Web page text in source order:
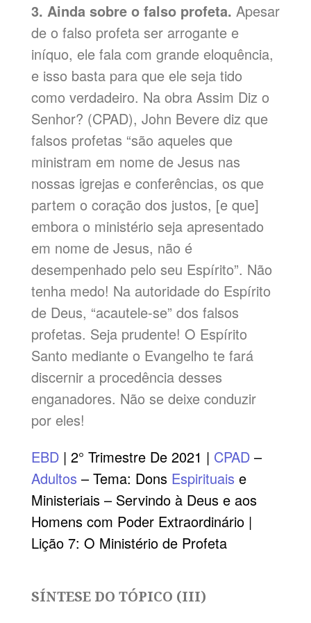
3. Ainda sobre o falso profeta. Apesar
de o falso profeta ser arrogante e
iníquo, ele fala com grande eloquência,
e isso basta para que ele seja tido
como verdadeiro. Na obra Assim Diz o
Senhor? (CPAD), John Bevere diz que
falsos profetas “são aqueles que
ministram em nome de Jesus nas
nossas igrejas e conferências, os que
partem o coração dos justos, [e que]
embora o ministério seja apresentado
em nome de Jesus, não é
desempenhado pelo seu Espírito”. Não
tenha medo! Na autoridade do Espírito
de Deus, “acautele-se” dos falsos
profetas. Seja prudente! O Espírito
Santo mediante o Evangelho te fará
discernir a procedência desses
enganadores. Não se deixe conduzir
por eles!
EBD| 2° Trimestre De 2021 | CPAD–
Adultos – Tema: Dons Espirituais e
Ministeriais – Servindo à Deus e aos
Homens com Poder Extraordinário |
Lição 7: O Ministério de Profeta
SÍNTESE DO TÓPICO (III)